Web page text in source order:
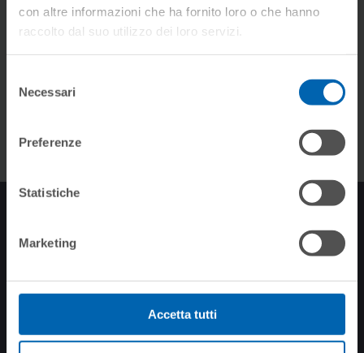
con altre informazioni che ha fornito loro o che hanno
raccolto dal suo utilizzo dei loro servizi.
delNecessari
Preferenze
Statistiche
Marketing
Accetta tutti
Rendus de produits
Photos des réalisations
NEWSLETTER
Restez à jour sur
toutes les nouvelles